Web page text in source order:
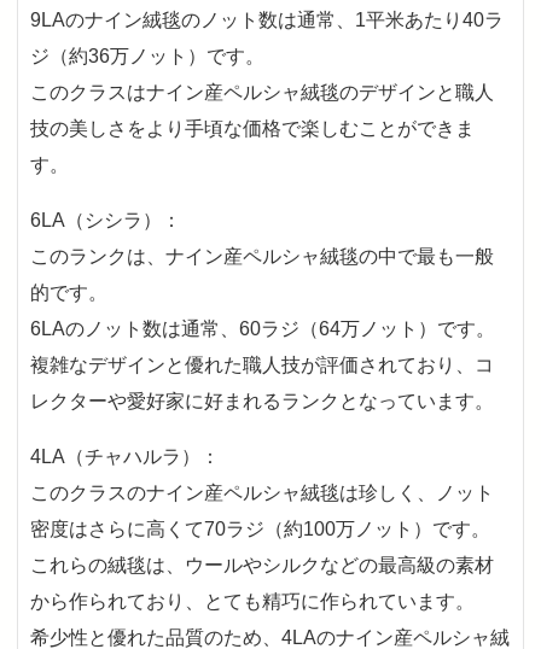
9LAのナイン絨毯のノット数は通常、1平米あたり40ラ
ジ（約36万ノット）です。
このクラスはナイン産ペルシャ絨毯のデザインと職人
技の美しさをより手頃な価格で楽しむことができま
す。
6LA（シシラ）：
このランクは、ナイン産ペルシャ絨毯の中で最も一般
的です。
6LAのノット数は通常、60ラジ（64万ノット）です。
複雑なデザインと優れた職人技が評価されており、コ
レクターや愛好家に好まれるランクとなっています。
4LA（チャハルラ）：
このクラスのナイン産ペルシャ絨毯は珍しく、ノット
密度はさらに高くて70ラジ（約100万ノット）です。
これらの絨毯は、ウールやシルクなどの最高級の素材
から作られており、とても精巧に作られています。
希少性と優れた品質のため、4LAのナイン産ペルシャ絨